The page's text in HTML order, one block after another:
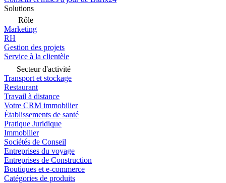
Solutions
Rôle
Marketing
RH
Gestion des projets
Service à la clientèle
Secteur d'activité
Transport et stockage
Restaurant
Travail à distance
Votre CRM immobilier
Établissements de santé
Pratique Juridique
Immobilier
Sociétés de Conseil
Entreprises du voyage
Entreprises de Construction
Boutiques et e-commerce
Catégories de produits